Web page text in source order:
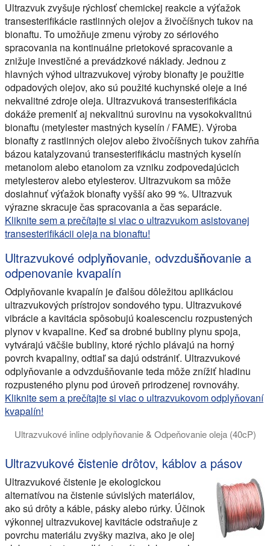
Ultrazvuk zvyšuje rýchlosť chemickej reakcie a výťažok
transesterifikácie rastlinných olejov a živočíšnych tukov na
bionaftu. To umožňuje zmenu výroby zo sériového
spracovania na kontinuálne prietokové spracovanie a
znižuje investičné a prevádzkové náklady. Jednou z
hlavných výhod ultrazvukovej výroby bionafty je použitie
odpadových olejov, ako sú použité kuchynské oleje a iné
nekvalitné zdroje oleja. Ultrazvuková transesterifikácia
dokáže premeniť aj nekvalitnú surovinu na vysokokvalitnú
bionaftu (metylester mastných kyselín / FAME). Výroba
bionafty z rastlinných olejov alebo živočíšnych tukov zahŕňa
bázou katalyzovanú transesterifikáciu mastných kyselín
metanolom alebo etanolom za vzniku zodpovedajúcich
metylesterov alebo etylesterov. Ultrazvukom sa môže
dosiahnuť výťažok bionafty vyšší ako 99 %. Ultrazvuk
výrazne skracuje čas spracovania a čas separácie.
Kliknite sem a prečítajte si viac o ultrazvukom asistovanej
transesterifikácii oleja na bionaftu!
Ultrazvukové odplyňovanie, odvzdušňovanie a
odpenovanie kvapalín
Odplyňovanie kvapalín je ďalšou dôležitou aplikáciou
ultrazvukových prístrojov sondového typu. Ultrazvukové
vibrácie a kavitácia spôsobujú koalescenciu rozpustených
plynov v kvapaline. Keď sa drobné bubliny plynu spoja,
vytvárajú väčšie bubliny, ktoré rýchlo plávajú na horný
povrch kvapaliny, odtiaľ sa dajú odstrániť. Ultrazvukové
odplyňovanie a odvzdušňovanie teda môže znížiť hladinu
rozpusteného plynu pod úroveň prirodzenej rovnováhy.
Kliknite sem a prečítajte si viac o ultrazvukovom odplyňovaní
kvapalín!
Ultrazvukové inline odplyňovanie & Odpeňovanie oleja (40cP)
Ultrazvukové čistenie drôtov, káblov a pásov
Ultrazvukové čistenie je ekologickou
alternatívou na čistenie súvislých materiálov,
ako sú drôty a káble, pásky alebo rúrky. Účinok
výkonnej ultrazvukovej kavitácie odstraňuje z
povrchu materiálu zvyšky maziva, ako je olej